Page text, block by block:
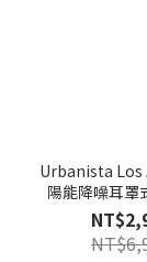
Urbanista Los
陽能降噪耳罩